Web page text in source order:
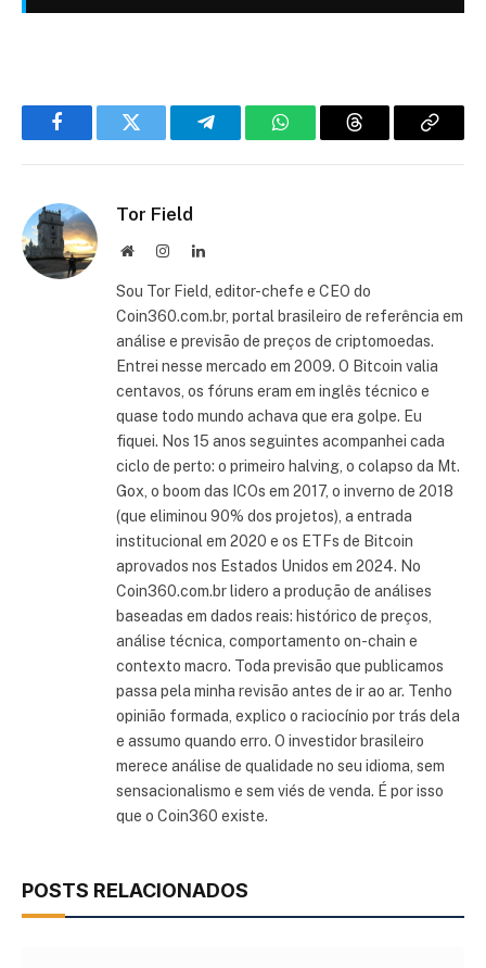
FacebookTwitter TelegramWhatsAppThreads Copiar
Tor Field
Site InstagramLinkedIn
Sou Tor Field, editor-chefe e CEO do
Coin360.com.br, portal brasileiro de referência em
análise e previsão de preços de criptomoedas.
Entrei nesse mercado em 2009. O Bitcoin valia
centavos, os fóruns eram em inglês técnico e
quase todo mundo achava que era golpe. Eu
fiquei. Nos 15 anos seguintes acompanhei cada
ciclo de perto: o primeiro halving, o colapso da Mt.
Gox, o boom das ICOs em 2017, o inverno de 2018
(que eliminou 90% dos projetos), a entrada
institucional em 2020 e os ETFs de Bitcoin
aprovados nos Estados Unidos em 2024. No
Coin360.com.br lidero a produção de análises
baseadas em dados reais: histórico de preços,
análise técnica, comportamento on-chain e
contexto macro. Toda previsão que publicamos
passa pela minha revisão antes de ir ao ar. Tenho
opinião formada, explico o raciocínio por trás dela
e assumo quando erro. O investidor brasileiro
merece análise de qualidade no seu idioma, sem
sensacionalismo e sem viés de venda. É por isso
que o Coin360 existe.
POSTS RELACIONADOS